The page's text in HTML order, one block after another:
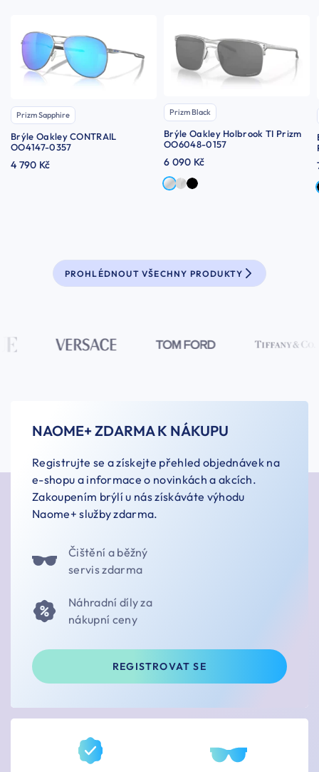
Prizm Sapphire
Brýle Oakley CONTRAIL
OO4147-0357
4 790 Kč
Prizm Black
Brýle Oakley Holbrook TI Prizm
OO6048-0157
6 090 Kč
PROHLÉDNOUT VŠECHNY PRODUKTY
NAOME+ ZDARMA K NÁKUPU
Registrujte se a získejte přehled objednávek na
e-shopu a informace o novinkách a akcích.
Zakoupením brýlí u nás získáváte výhodu
Naome+ služby zdarma.
Čištění a běžný
servis zdarma
Náhradní díly za
nákupní ceny
REGISTROVAT SE